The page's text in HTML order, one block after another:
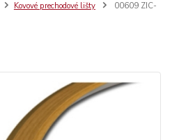
Kovové prechodové lišty
00609 ZIC-